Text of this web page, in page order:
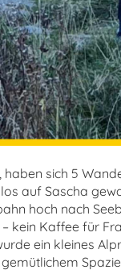
haben sich 5
auf Sascha
hoch nach
kein Kaffee für
ein kleines